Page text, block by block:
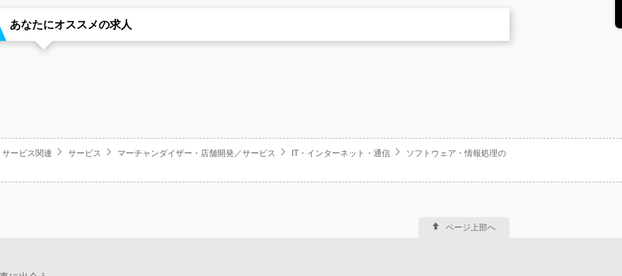
あなたにオススメの求人
ービス関連 サービス マーチャンダイザー・店舗開発／サービス IT・インターネット・通信 ソフトウェア・情報処理の
ページ上部へ